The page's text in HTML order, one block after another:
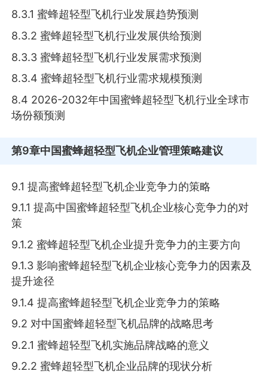
8.3.1 蜜蜂超轻型飞机行业发展趋势预测
8.3.2 蜜蜂超轻型飞机行业发展供给预测
8.3.3 蜜蜂超轻型飞机行业发展需求预测
8.3.4 蜜蜂超轻型飞机行业需求规模预测
8.4 2026-2032年中国蜜蜂超轻型飞机行业全球市
场份额预测
第9章中国蜜蜂超轻型飞机企业管理策略建议
9.1 提高蜜蜂超轻型飞机企业竞争力的策略
9.1.1 提高中国蜜蜂超轻型飞机企业核心竞争力的对
策
9.1.2 蜜蜂超轻型飞机企业提升竞争力的主要方向
9.1.3 影响蜜蜂超轻型飞机企业核心竞争力的因素及
提升途径
9.1.4 提高蜜蜂超轻型飞机企业竞争力的策略
9.2 对中国蜜蜂超轻型飞机品牌的战略思考
9.2.1 蜜蜂超轻型飞机实施品牌战略的意义
9.2.2 蜜蜂超轻型飞机企业品牌的现状分析